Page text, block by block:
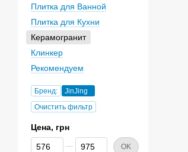
Плитка для Ванной
Плитка для Кухни
Керамогранит
Клинкер
Рекомендуем
Бренд:
JinJing
Очистить фильтр
Цена, грн
От Цена, грн
До Цена, грн OK